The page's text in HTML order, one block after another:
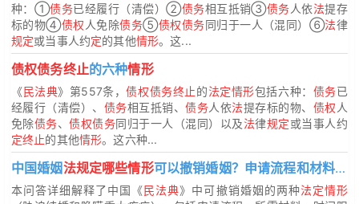
种：①债务已经履行（清偿）②债务相互抵销③债务人依法提存
标的物④债权 人免除债务⑤债权债务同归于一人（混同）⑥法律
规定或当事人约定的其他情形。这...
债权债务终止的六种情形
《民法典》第557条，债权债务终止的法定情形包括六种： 债务已
经履行（清偿）、 债务相互抵销、债务人依法提存标的物、 债权 人
免除债务、债权债务同归于一人（混同）以及法律规定或当事人约
定终止的其他情形。这六种...
中国婚姻法规定哪些情形可以撤销婚姻？申请流程和材料是什么？
本问答详细解释了中国《民法典》中可撤销婚姻的两种法定情形